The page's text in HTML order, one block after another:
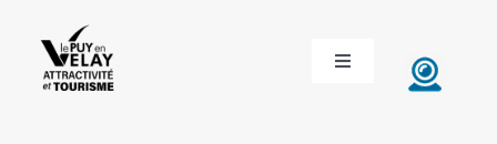
contenu
Toggle
Navigation